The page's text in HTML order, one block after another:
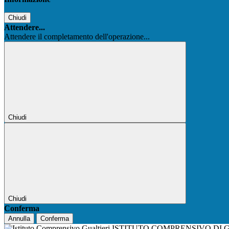
Chiudi
Attendere...
Attendere il completamento dell'operazione...
Chiudi
Chiudi
Conferma
Annulla Conferma